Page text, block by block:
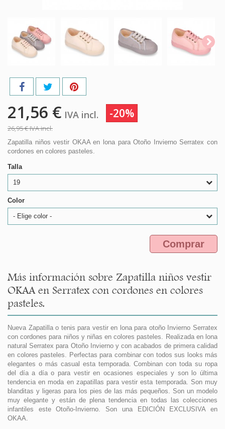
21,56 € IVA incl. -20%
26,95 €IVA incl.
Zapatilla niños vestir OKAA en lona para Otoño Invierno Serratex con
cordones en colores pasteles.
Talla
19
Color
- Elige color -
Comprar
Más información sobre Zapatilla niños vestir
OKAA en Serratex con cordones en colores
pasteles.
Nueva Zapatilla o tenis para vestir en lona para otoño Invierno Serratex
con cordones para niños y niñas en colores pasteles. Realizada en lona
natural Serratex para Otoño Invierno y con acabados de primera calidad
en colores pasteles. Perfectas para combinar con todos sus looks más
elegantes o más casual esta temporada. Combinan con toda su ropa
del día a día o para vestir en ocasiones especiales y son lo última
tendencia en moda en zapatillas para vestir esta temporada. Son muy
blanditas y ligeras para los pies de las más pequeños. Son un modelo
muy elegante y están de plena tendencia en todas las colecciones
infantiles este Otoño-Invierno. Son una EDICIÓN EXCLUSIVA en
OKAA.